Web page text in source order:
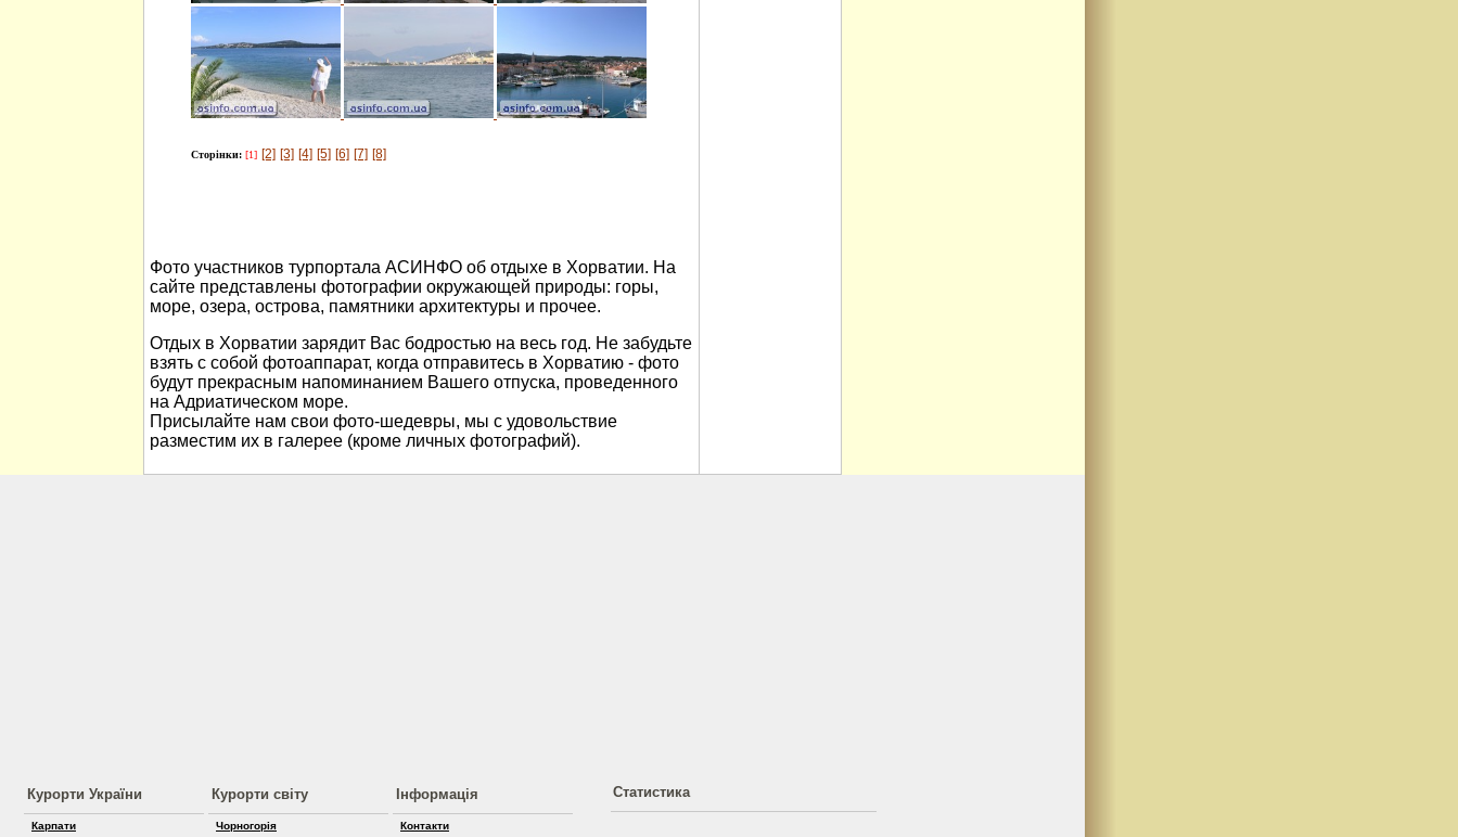
Сторінки: [1] [2] [3] [4] [5] [6] [7] [8]
Фото участников турпортала АСИНФО об отдыхе в Хорватии. На
сайте представлены фотографии окружающей природы: горы,
море, озера, острова, памятники архитектуры и прочее.
Отдых в Хорватии зарядит Вас бодростью на весь год. Не забудьте
взять с собой фотоаппарат, когда отправитесь в Хорватию - фото
будут прекрасным напоминанием Вашего отпуска, проведенного
на Адриатическом море.
Присылайте нам свои фото-шедевры, мы с удовольствие
разместим их в галерее (кроме личных фотографий).
Курорти України
Карпати
Курорти світу
Чорногорія
Інформація
Контакти
Статистика